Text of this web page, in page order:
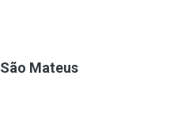
Mateus